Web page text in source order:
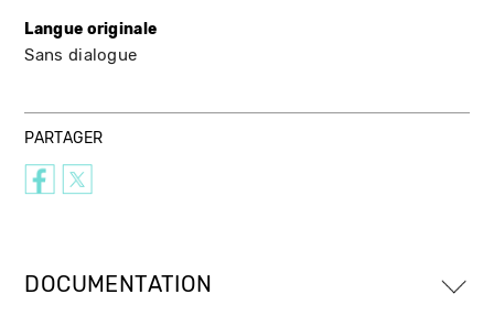
Langue originale
Sans dialogue
PARTAGER
DOCUMENTATION